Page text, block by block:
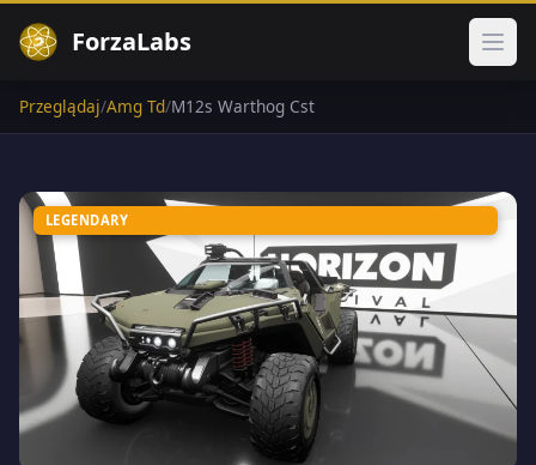
ForzaLabs
Przeglądaj/Amg Td/M12s Warthog Cst
LEGENDARY